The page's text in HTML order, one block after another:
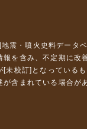
震・噴火史料データ
を含み、不定期に改
未校訂]となっている
含まれている場合が